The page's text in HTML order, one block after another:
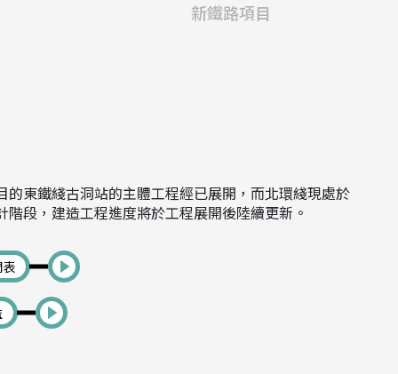
新鐵路項目
的東鐵綫古洞站的主體工程經已展開，而北環綫現處於
階段，建造工程進度將於工程展開後陸續更新。